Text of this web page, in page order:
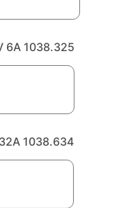
6A 1038.325
1038.634